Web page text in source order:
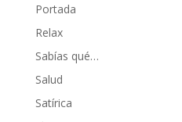
Portada
Relax
Sabías qué…
Salud
Satírica